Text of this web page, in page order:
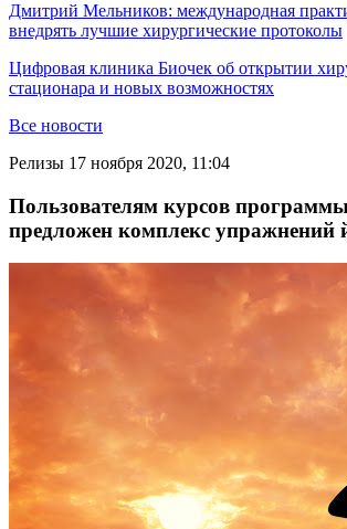
Дмитрий Мельников: международная
внедрять лучшие хирургические протоколы
Цифровая клиника Биочек об открытии
стационара и новых возможностях
Все новости
Релизы 17 ноября 2020, 11:04
Пользователям курсов
предложен комплекс упражнений